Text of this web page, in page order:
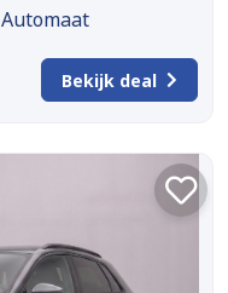
Automaat
Bekijk deal